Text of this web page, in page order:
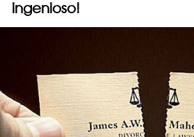
ingenioso!